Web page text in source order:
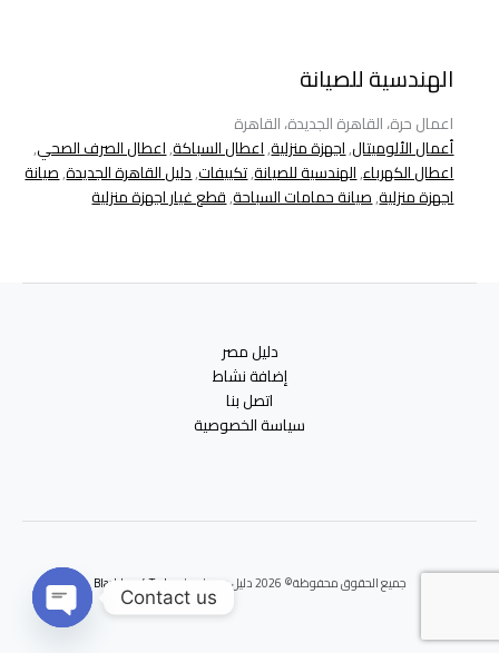
الهندسية للصيانة
اعمال حرة، القاهرة الجديدة، القاهرة
أعمال الألوميتال,اجهزة منزلية,اعطال السباكة,اعطال الصرف الصحي,
اعطال الكهرباء,الهندسية للصيانة,تكييفات,دليل القاهرة الجديدة,صيانة
اجهزة منزلية,صيانة حمامات السباحة,قطع غيار اجهزة منزلية
دليل مصر
إضافة نشاط
اتصل بنا
سياسة الخصوصية
جميع الحقوق محفوظة© 2026 دليل مصر | برعايه Blackbox 4 Tech
Contact us
Open